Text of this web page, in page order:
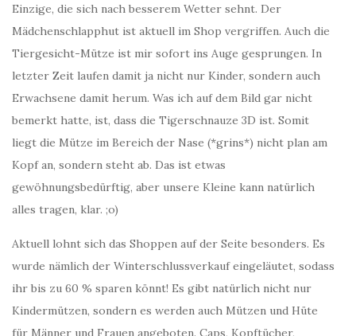
Einzige, die sich nach besserem Wetter sehnt. Der
Mädchenschlapphut ist aktuell im Shop vergriffen. Auch die
Tiergesicht-Mütze ist mir sofort ins Auge gesprungen. In
letzter Zeit laufen damit ja nicht nur Kinder, sondern auch
Erwachsene damit herum. Was ich auf dem Bild gar nicht
bemerkt hatte, ist, dass die Tigerschnauze 3D ist. Somit
liegt die Mütze im Bereich der Nase (*grins*) nicht plan am
Kopf an, sondern steht ab. Das ist etwas
gewöhnungsbedürftig, aber unsere Kleine kann natürlich
alles tragen, klar. ;o)
Aktuell lohnt sich das Shoppen auf der Seite besonders. Es
wurde nämlich der Winterschlussverkauf eingeläutet, sodass
ihr bis zu 60 % sparen könnt! Es gibt natürlich nicht nur
Kindermützen, sondern es werden auch Mützen und Hüte
für Männer und Frauen angeboten. Caps, Kopftücher,